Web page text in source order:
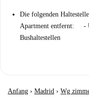
Die folgenden
Apartment entfernt: -
Bushaltestellen
Anfang › Madrid › Wg